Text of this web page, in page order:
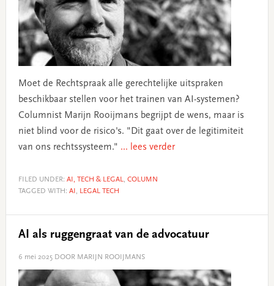
Moet de Rechtspraak alle gerechtelijke uitspraken
beschikbaar stellen voor het trainen van AI-systemen?
Columnist Marijn Rooijmans begrijpt de wens, maar is
niet blind voor de risico's. "Dit gaat over de legitimiteit
van ons rechtssysteem." ... lees verder
FILED UNDER: AI, TECH & LEGAL, COLUMN
TAGGED WITH: AI , LEGAL TECH
AI als ruggengraat van de advocatuur
6 mei 2025DOOR MARIJN ROOIJMANS